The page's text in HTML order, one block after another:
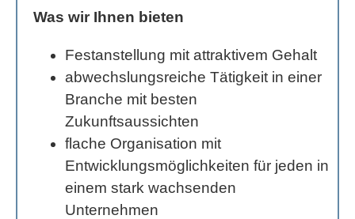
Was wir Ihnen bieten
Festanstellung mit attraktivem Gehalt
abwechslungsreiche Tätigkeit in einer
Branche mit besten
Zukunftsaussichten
flache Organisation mit
Entwicklungsmöglichkeiten für jeden in
einem stark wachsenden
Unternehmen